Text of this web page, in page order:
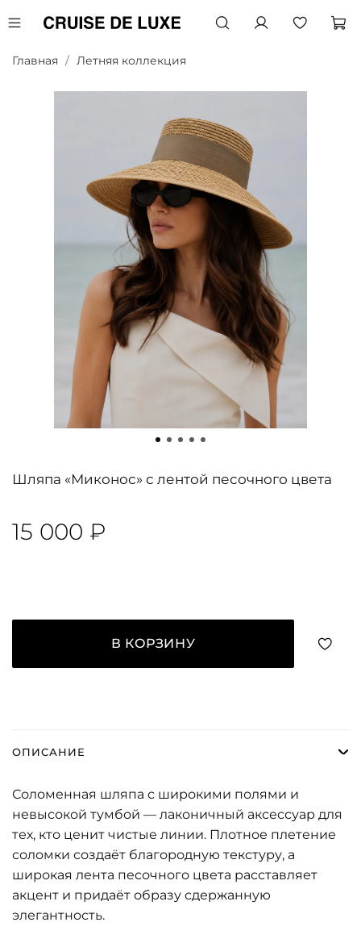
Главная Летняя коллекция
Шляпа «Миконос» с лентой песочного цвета
15 000 ₽
В КОРЗИНУ
ОПИСАНИЕ
Соломенная шляпа с широкими полями и
невысокой тумбой — лаконичный аксессуар для
тех, кто ценит чистые линии. Плотное плетение
соломки создаёт благородную текстуру, а
широкая лента песочного цвета расставляет
акцент и придаёт образу сдержанную
элегантность.